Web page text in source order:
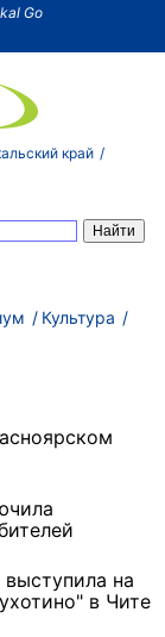
Go
край
Культура
на
в Чите